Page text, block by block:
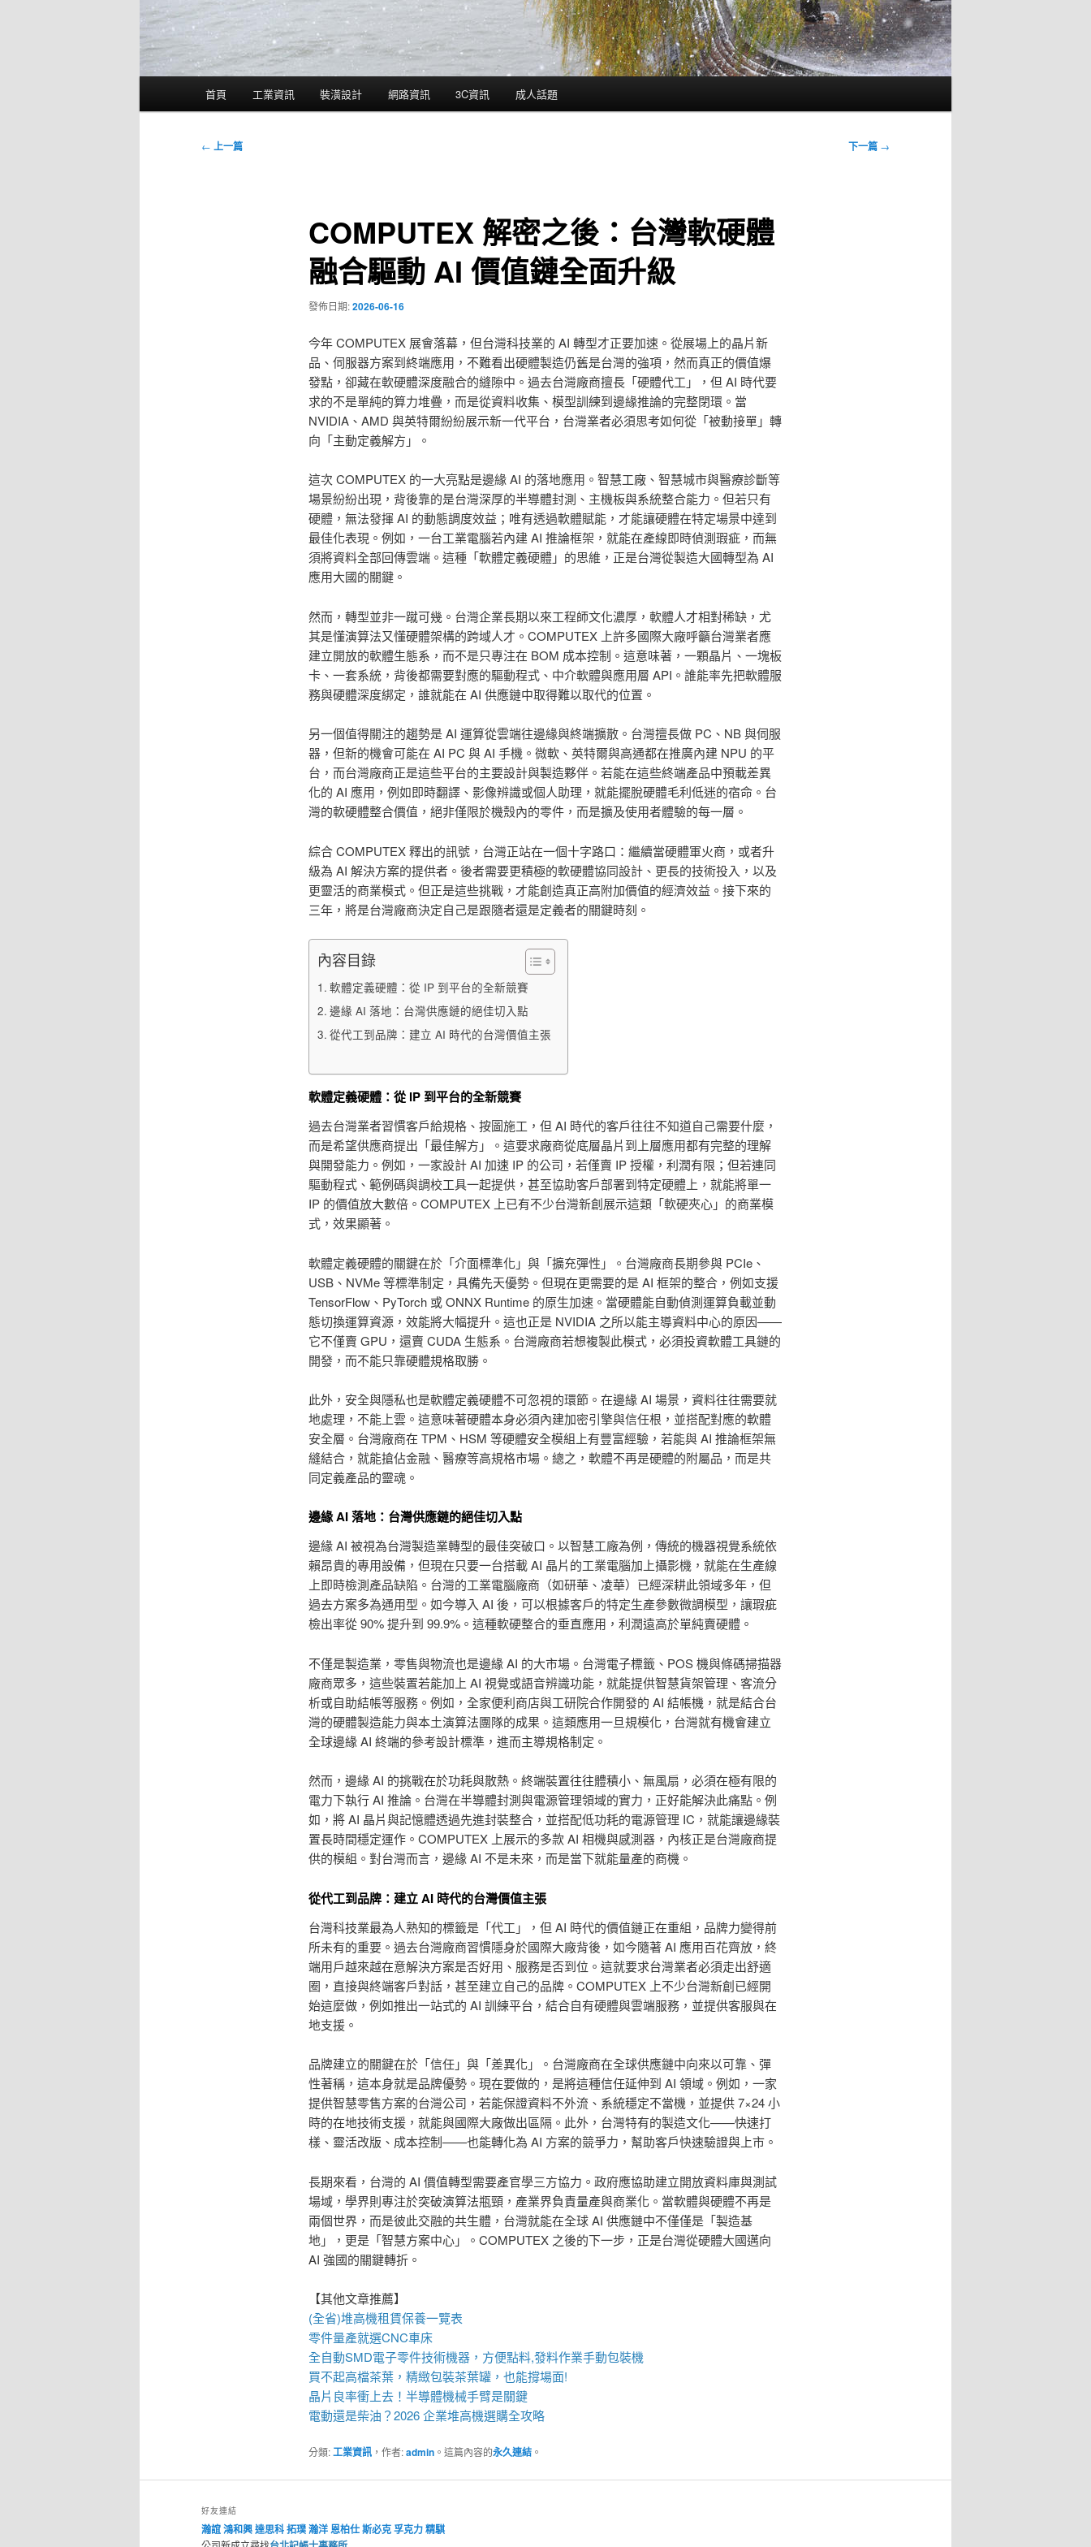
首頁 工業資訊 裝潢設計 網路資訊 3C資訊 成人話題
文
← 上一篇 下一篇 →
COMPUTEX 解密之後：台灣軟硬體
融合驅動 AI 價值鏈全面升級
發佈日期:2026-06-16
今年 COMPUTEX 展會落幕，但台灣科技業的 AI 轉型才正要加速。從展場上的晶片新
品、伺服器方案到終端應用，不難看出硬體製造仍舊是台灣的強項，然而真正的價值爆
發點，卻藏在軟硬體深度融合的縫隙中。過去台灣廠商擅長「硬體代工」，但 AI 時代要
求的不是單純的算力堆疊，而是從資料收集、模型訓練到邊緣推論的完整閉環。當
NVIDIA、AMD 與英特爾紛紛展示新一代平台，台灣業者必須思考如何從「被動接單」轉
向「主動定義解方」。
這次 COMPUTEX 的一大亮點是邊緣 AI 的落地應用。智慧工廠、智慧城市與醫療診斷等
場景紛紛出現，背後靠的是台灣深厚的半導體封測、主機板與系統整合能力。但若只有
硬體，無法發揮 AI 的動態調度效益；唯有透過軟體賦能，才能讓硬體在特定場景中達到
最佳化表現。例如，一台工業電腦若內建 AI 推論框架，就能在產線即時偵測瑕疵，而無
須將資料全部回傳雲端。這種「軟體定義硬體」的思維，正是台灣從製造大國轉型為 AI
應用大國的關鍵。
然而，轉型並非一蹴可幾。台灣企業長期以來工程師文化濃厚，軟體人才相對稀缺，尤
其是懂演算法又懂硬體架構的跨域人才。COMPUTEX 上許多國際大廠呼籲台灣業者應
建立開放的軟體生態系，而不是只專注在 BOM 成本控制。這意味著，一顆晶片、一塊板
卡、一套系統，背後都需要對應的驅動程式、中介軟體與應用層 API。誰能率先把軟體服
務與硬體深度綁定，誰就能在 AI 供應鏈中取得難以取代的位置。
另一個值得關注的趨勢是 AI 運算從雲端往邊緣與終端擴散。台灣擅長做 PC、NB 與伺服
器，但新的機會可能在 AI PC 與 AI 手機。微軟、英特爾與高通都在推廣內建 NPU 的平
台，而台灣廠商正是這些平台的主要設計與製造夥伴。若能在這些終端產品中預載差異
化的 AI 應用，例如即時翻譯、影像辨識或個人助理，就能擺脫硬體毛利低迷的宿命。台
灣的軟硬體整合價值，絕非僅限於機殼內的零件，而是擴及使用者體驗的每一層。
綜合 COMPUTEX 釋出的訊號，台灣正站在一個十字路口：繼續當硬體軍火商，或者升
級為 AI 解決方案的提供者。後者需要更積極的軟硬體協同設計、更長的技術投入，以及
更靈活的商業模式。但正是這些挑戰，才能創造真正高附加價值的經濟效益。接下來的
三年，將是台灣廠商決定自己是跟隨者還是定義者的關鍵時刻。
內容目錄
軟體定義硬體：從 IP 到平台的全新競賽
邊緣 AI 落地：台灣供應鏈的絕佳切入點
從代工到品牌：建立 AI 時代的台灣價值主張
軟體定義硬體：從 IP 到平台的全新競賽
過去台灣業者習慣客戶給規格、按圖施工，但 AI 時代的客戶往往不知道自己需要什麼，
而是希望供應商提出「最佳解方」。這要求廠商從底層晶片到上層應用都有完整的理解
與開發能力。例如，一家設計 AI 加速 IP 的公司，若僅賣 IP 授權，利潤有限；但若連同
驅動程式、範例碼與調校工具一起提供，甚至協助客戶部署到特定硬體上，就能將單一
IP 的價值放大數倍。COMPUTEX 上已有不少台灣新創展示這類「軟硬夾心」的商業模
式，效果顯著。
軟體定義硬體的關鍵在於「介面標準化」與「擴充彈性」。台灣廠商長期參與 PCIe、
USB、NVMe 等標準制定，具備先天優勢。但現在更需要的是 AI 框架的整合，例如支援
TensorFlow、PyTorch 或 ONNX Runtime 的原生加速。當硬體能自動偵測運算負載並動
態切換運算資源，效能將大幅提升。這也正是 NVIDIA 之所以能主導資料中心的原因——
它不僅賣 GPU，還賣 CUDA 生態系。台灣廠商若想複製此模式，必須投資軟體工具鏈的
開發，而不能只靠硬體規格取勝。
此外，安全與隱私也是軟體定義硬體不可忽視的環節。在邊緣 AI 場景，資料往往需要就
地處理，不能上雲。這意味著硬體本身必須內建加密引擎與信任根，並搭配對應的軟體
安全層。台灣廠商在 TPM、HSM 等硬體安全模組上有豐富經驗，若能與 AI 推論框架無
縫結合，就能搶佔金融、醫療等高規格市場。總之，軟體不再是硬體的附屬品，而是共
同定義產品的靈魂。
邊緣 AI 落地：台灣供應鏈的絕佳切入點
邊緣 AI 被視為台灣製造業轉型的最佳突破口。以智慧工廠為例，傳統的機器視覺系統依
賴昂貴的專用設備，但現在只要一台搭載 AI 晶片的工業電腦加上攝影機，就能在生產線
上即時檢測產品缺陷。台灣的工業電腦廠商（如研華、凌華）已經深耕此領域多年，但
過去方案多為通用型。如今導入 AI 後，可以根據客戶的特定生產參數微調模型，讓瑕疵
檢出率從 90% 提升到 99.9%。這種軟硬整合的垂直應用，利潤遠高於單純賣硬體。
不僅是製造業，零售與物流也是邊緣 AI 的大市場。台灣電子標籤、POS 機與條碼掃描器
廠商眾多，這些裝置若能加上 AI 視覺或語音辨識功能，就能提供智慧貨架管理、客流分
析或自助結帳等服務。例如，全家便利商店與工研院合作開發的 AI 結帳機，就是結合台
灣的硬體製造能力與本土演算法團隊的成果。這類應用一旦規模化，台灣就有機會建立
全球邊緣 AI 終端的參考設計標準，進而主導規格制定。
然而，邊緣 AI 的挑戰在於功耗與散熱。終端裝置往往體積小、無風扇，必須在極有限的
電力下執行 AI 推論。台灣在半導體封測與電源管理領域的實力，正好能解決此痛點。例
如，將 AI 晶片與記憶體透過先進封裝整合，並搭配低功耗的電源管理 IC，就能讓邊緣裝
置長時間穩定運作。COMPUTEX 上展示的多款 AI 相機與感測器，內核正是台灣廠商提
供的模組。對台灣而言，邊緣 AI 不是未來，而是當下就能量產的商機。
從代工到品牌：建立 AI 時代的台灣價值主張
台灣科技業最為人熟知的標籤是「代工」，但 AI 時代的價值鏈正在重組，品牌力變得前
所未有的重要。過去台灣廠商習慣隱身於國際大廠背後，如今隨著 AI 應用百花齊放，終
端用戶越來越在意解決方案是否好用、服務是否到位。這就要求台灣業者必須走出舒適
圈，直接與終端客戶對話，甚至建立自己的品牌。COMPUTEX 上不少台灣新創已經開
始這麼做，例如推出一站式的 AI 訓練平台，結合自有硬體與雲端服務，並提供客服與在
地支援。
品牌建立的關鍵在於「信任」與「差異化」。台灣廠商在全球供應鏈中向來以可靠、彈
性著稱，這本身就是品牌優勢。現在要做的，是將這種信任延伸到 AI 領域。例如，一家
提供智慧零售方案的台灣公司，若能保證資料不外流、系統穩定不當機，並提供 7×24 小
時的在地技術支援，就能與國際大廠做出區隔。此外，台灣特有的製造文化——快速打
樣、靈活改版、成本控制——也能轉化為 AI 方案的競爭力，幫助客戶快速驗證與上市。
長期來看，台灣的 AI 價值轉型需要產官學三方協力。政府應協助建立開放資料庫與測試
場域，學界則專注於突破演算法瓶頸，產業界負責量產與商業化。當軟體與硬體不再是
兩個世界，而是彼此交融的共生體，台灣就能在全球 AI 供應鏈中不僅僅是「製造基
地」，更是「智慧方案中心」。COMPUTEX 之後的下一步，正是台灣從硬體大國邁向
AI 強國的關鍵轉折。
【其他文章推薦】
(全省)堆高機租賃保養一覽表
零件量產就選CNC車床
全自動SMD電子零件技術機器，方便點料,發料作業手動包裝機
買不起高檔茶葉，精緻包裝茶葉罐，也能撐場面!
晶片良率衝上去！ 半導體機械手臂是關鍵
電動還是柴油？2026 企業堆高機選購全攻略
分類:工業資訊，作者:admin。這篇內容的永久連結。
好友連結
瀚誼鴻和興達思科拓璞瀚洋恩柏仕斯必克孚克力精騏